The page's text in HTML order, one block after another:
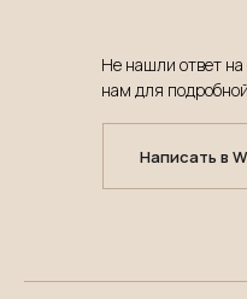
Не нашли ответ
нам для
Написать в